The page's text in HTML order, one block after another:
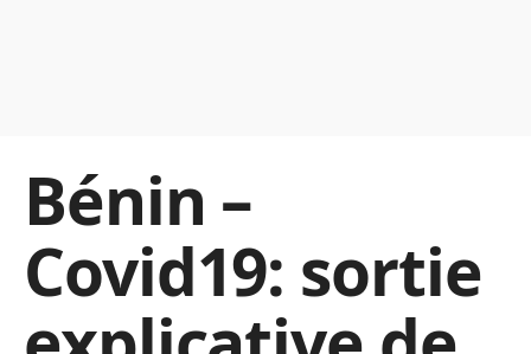
Bénin –
Covid19: sortie